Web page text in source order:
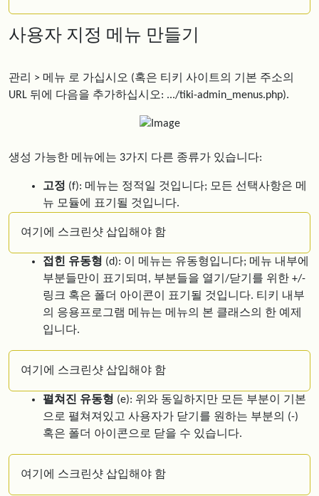
사용자 지정 메뉴 만들기
관리 > 메뉴 로 가십시오 (혹은 티키 사이트의 기본 주소의
URL 뒤에 다음을 추가하십시오: .../tiki-admin_menus.php).
생성 가능한 메뉴에는 3가지 다른 종류가 있습니다:
고정 (f): 메뉴는 정적일 것입니다; 모든 선택사항은 메
뉴 모듈에 표기될 것입니다.
여기에 스크린샷 삽입해야 함
접힌 유동형 (d): 이 메뉴는 유동형입니다; 메뉴 내부에
부분들만이 표기되며, 부분들을 열기/닫기를 위한 +/-
링크 혹은 폴더 아이콘이 표기될 것입니다. 티키 내부
의 응용프로그램 메뉴는 메뉴의 본 클래스의 한 예제
입니다.
여기에 스크린샷 삽입해야 함
펼쳐진 유동형 (e): 위와 동일하지만 모든 부분이 기본
으로 펼쳐져있고 사용자가 닫기를 원하는 부분의 (-)
혹은 폴더 아이콘으로 닫을 수 있습니다.
여기에 스크린샷 삽입해야 함